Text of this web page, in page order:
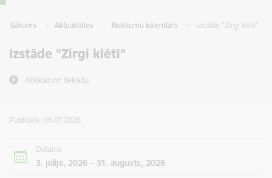
Sākums Aktualitātes Notikumu kalendārs Izstāde "Zirgi klētī"
Izstāde "Zirgi klētī"
Atskaņot tekstu
Publicēts: 06.07.2026.
Datums
3. jūlijs, 2026 – 31. augusts, 2026